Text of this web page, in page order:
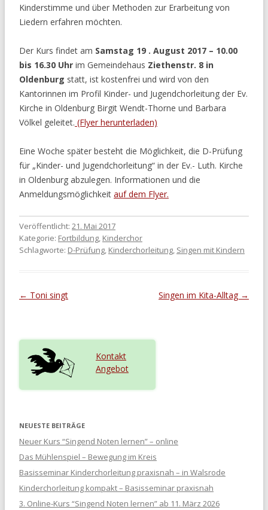
Kinderstimme und über Methoden zur Erarbeitung von
Liedern erfahren möchten.
Der Kurs findet am Samstag 19 . August 2017 – 10.00
bis 16.30 Uhrim Gemeindehaus Ziethenstr. 8 in
Oldenburg statt, ist kostenfrei und wird von den
Kantorinnen im Profil Kinder- und Jugendchorleitung der Ev.
Kirche in Oldenburg Birgit Wendt-Thorne und Barbara
Völkel geleitet. (Flyer herunterladen)
Eine Woche später besteht die Möglichkeit, die D-Prüfung
für „Kinder- und Jugendchorleitung“ in der Ev.- Luth. Kirche
in Oldenburg abzulegen. Informationen und die
Anmeldungsmöglichkeit auf dem Flyer.
Veröffentlicht: 21. Mai 2017
Kategorie: Fortbildung, Kinderchor
Schlagworte: D-Prüfung, Kinderchorleitung, Singen mit Kindern
Beitragsnavigation
← Toni singt Singen im Kita-Alltag →
Kontakt
Angebot
NEUESTE BEITRÄGE
Neuer Kurs “Singend Noten lernen” – online
Das Mühlenspiel – Bewegung im Kreis
Basisseminar Kinderchorleitung praxisnah – in Walsrode
Kinderchorleitung kompakt – Basisseminar praxisnah
3. Online-Kurs “Singend Noten lernen” ab 11. März 2026